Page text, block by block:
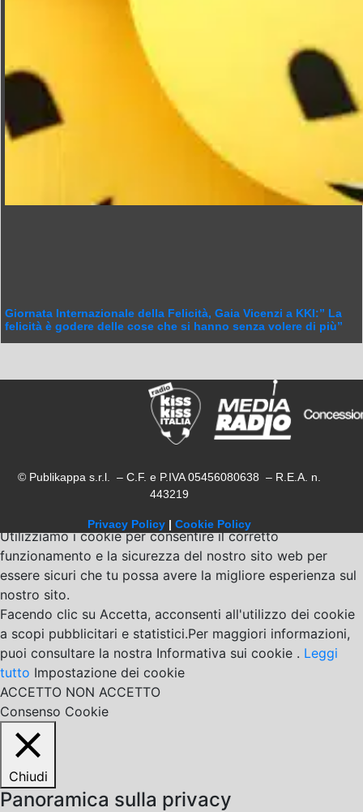
Giornata Internazionale della Felicità, Gaia Vicenzi a KKI:” La
felicità è godere delle cose che si hanno senza volere di più”
© Publikappa s.r.l. – C.F. e P.IVA 05456080638 – R.E.A. n.
443219
Privacy Policy | Cookie Policy
Utilizziamo i cookie per consentire il corretto
funzionamento e la sicurezza del nostro sito web per
essere sicuri che tu possa avere la migliore esperienza sul
nostro sito.
Facendo clic su Accetta, acconsenti all'utilizzo dei cookie
a scopi pubblicitari e statistici.Per maggiori informazioni,
puoi consultare la nostra Informativa sui cookie . Leggi
tutto Impostazione dei cookie
ACCETTO NON ACCETTO
Consenso Cookie
Chiudi
Panoramica sulla privacy